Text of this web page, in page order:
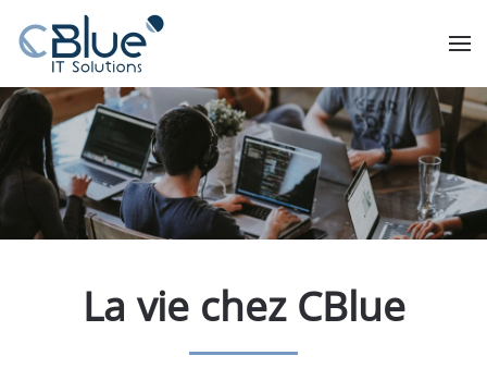
La vie chez CBlue